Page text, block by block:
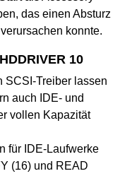
das einen Absturz
konnte.
10
SCSI-Treiber lassen
auch IDE- und
vollen Kapazität
für IDE-Laufwerke
(16) und READ